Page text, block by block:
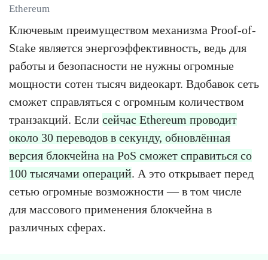
Ethereum
Ключевым преимуществом механизма Proof-of-
Stake является энергоэффективность, ведь для
работы и безопасности не нужны огромные
мощности сотен тысяч видеокарт. Вдобавок сеть
сможет справляться с огромным количеством
транзакций. Если сейчас Ethereum проводит
около 30 переводов в секунду, обновлённая
версия блокчейна на PoS сможет справиться со
100 тысячами операций. А это открывает перед
сетью огромные возможности — в том числе
для массового применения блокчейна в
различных сферах.